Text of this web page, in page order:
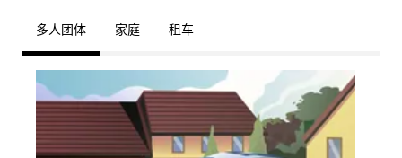
多人团体 家庭 租车